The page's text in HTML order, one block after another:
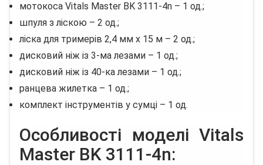
мотокоса Vitals Master BK 3111-4n – 1 од.;
шпуля з ліскою – 2 од.;
ліска для тримерів 2,4 мм х 15 м – 2 од.;
дисковий ніж із 3-ма лезами – 1 од.;
дисковий ніж із 40-ка лезами – 1 од.;
ранцева жилетка – 1 од.;
комплект інструментів у сумці – 1 од.
Особливості моделі Vitals
Master BK 3111-4n: